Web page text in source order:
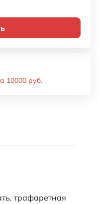
10000 руб.
трафаретная